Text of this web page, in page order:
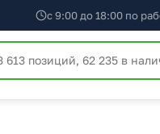
с 9:00 до 18:00 по